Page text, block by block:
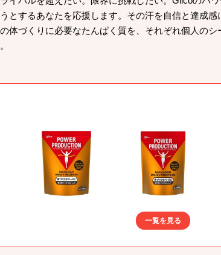
とするあなたを応援します。その汗を自信と達成
体づくりに必要なたんぱく質を、それぞれ個人の
一覧を見る